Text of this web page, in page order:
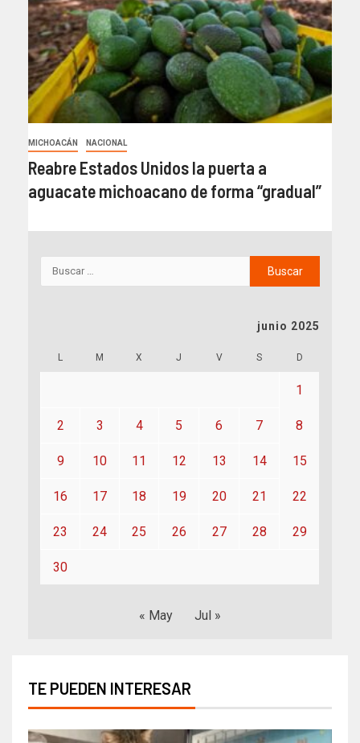
MICHOACÁN NACIONAL
Reabre Estados Unidos la puerta a
aguacate michoacano de forma “gradual”
junio 2025
L M X J V S D
1
2 3 4 5 6 7 8
9 10 11 12 13 14 15
16 17 18 19 20 21 22
23 24 25 26 27 28 29
30
« May Jul »
TE PUEDEN INTERESAR